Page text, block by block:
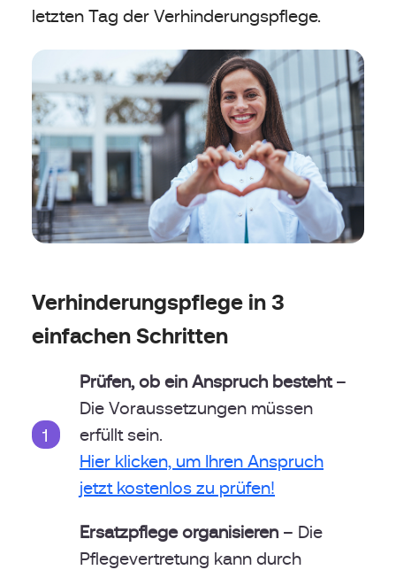
letzten Tag der Verhinderungspflege.
Verhinderungspflege in 3
einfachen Schritten
Prüfen, ob ein Anspruch besteht–
Die Voraussetzungen müssen
erfüllt sein.
Hier klicken, um Ihren Anspruch
jetzt kostenlos zu prüfen!
Ersatzpflege organisieren – Die
Pflegevertretung kann durch